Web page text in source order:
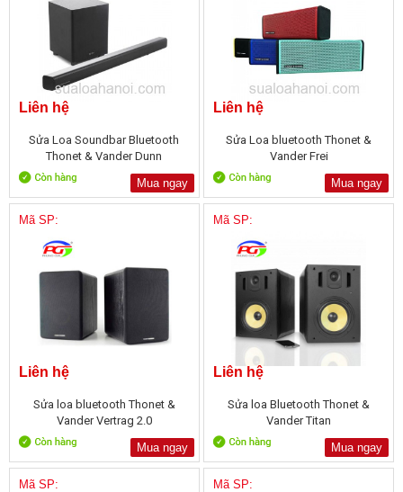
Liên hệ
Sửa Loa Soundbar Bluetooth
Thonet & Vander Dunn
Mua ngay
Liên hệ
Sửa Loa bluetooth Thonet &
Vander Frei
Mua ngay
Mã SP:
Liên hệ
Sửa loa bluetooth Thonet &
Vander Vertrag 2.0
Mua ngay
Mã SP:
Liên hệ
Sửa loa Bluetooth Thonet &
Vander Titan
Mua ngay
Mã SP: Mã SP: